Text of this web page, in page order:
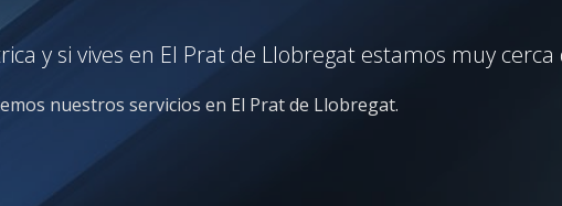
y si vives en El Prat de Llobregat estamos muy cerca
nuestros servicios en El Prat de Llobregat.